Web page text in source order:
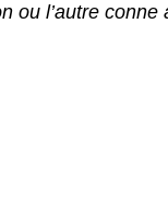
ou l’autre